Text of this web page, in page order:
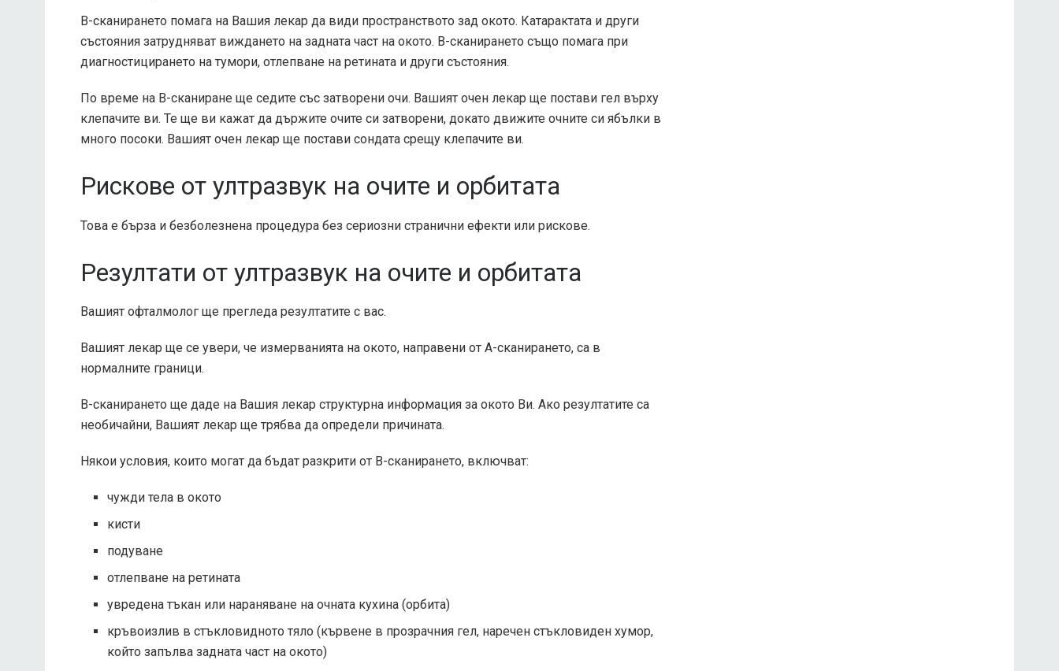
В-сканирането помага на Вашия лекар да види пространството зад окото. Катарактата и други
състояния затрудняват виждането на задната част на окото. В-сканирането също помага при
диагностицирането на тумори, отлепване на ретината и други състояния.
По време на B-сканиране ще седите със затворени очи. Вашият очен лекар ще постави гел върху
клепачите ви. Те ще ви кажат да държите очите си затворени, докато движите очните си ябълки в
много посоки. Вашият очен лекар ще постави сондата срещу клепачите ви.
Рискове от ултразвук на очите и орбитата
Това е бърза и безболезнена процедура без сериозни странични ефекти или рискове.
Резултати от ултразвук на очите и орбитата
Вашият офталмолог ще прегледа резултатите с вас.
Вашият лекар ще се увери, че измерванията на окото, направени от А-сканирането, са в
нормалните граници.
В-сканирането ще даде на Вашия лекар структурна информация за окото Ви. Ако резултатите са
необичайни, Вашият лекар ще трябва да определи причината.
Някои условия, които могат да бъдат разкрити от B-сканирането, включват:
чужди тела в окото
кисти
подуване
отлепване на ретината
увредена тъкан или нараняване на очната кухина (орбита)
кръвоизлив в стъкловидното тяло (кървене в прозрачния гел, наречен стъкловиден хумор,
който запълва задната част на окото)